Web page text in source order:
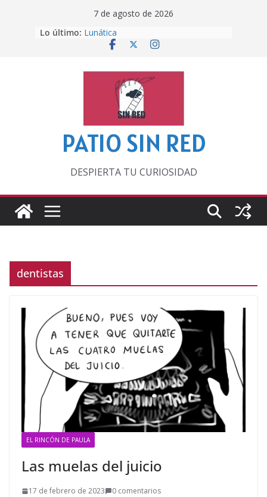
7 de agosto de 2026
Lo último: Lunática
Pero, hasta entonces…
‘La broma infinita’ de recomendar
lecturas veraniegas
Otra del Mundial
PATIO SIN RED
DESPIERTA TU CURIOSIDAD
dentistas
EL RINCÓN DE PAULA
Las muelas del juicio
17 de febrero de 2023
0 comentarios